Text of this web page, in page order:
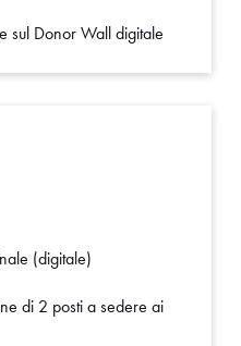
sul Donor Wall digitale
(digitale)
di 2 posti a sedere ai